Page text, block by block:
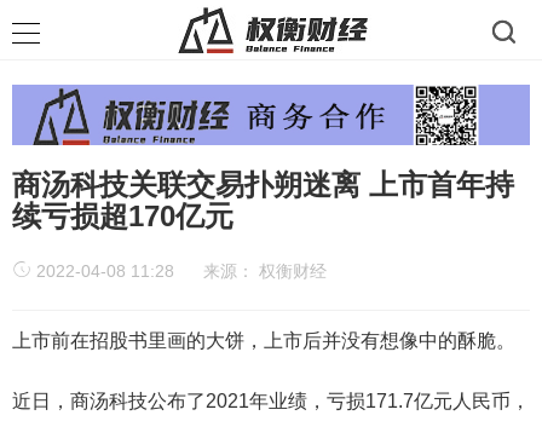
商汤科技关联交易扑朔迷离 上市首年持
续亏损超170亿元
2022-04-08 11:28 来源： 权衡财经
上市前在招股书里画的大饼，上市后并没有想像中的酥脆。
近日，商汤科技公布了2021年业绩，亏损171.7亿元人民币，